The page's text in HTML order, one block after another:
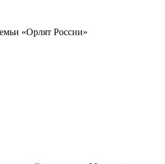
«Орлят России»